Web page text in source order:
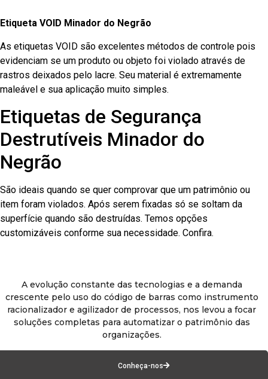
Etiqueta VOID Minador do Negrão
As etiquetas VOID são excelentes métodos de controle pois
evidenciam se um produto ou objeto foi violado através de
rastros deixados pelo lacre. Seu material é extremamente
maleável e sua aplicação muito simples.
Etiquetas de Segurança
Destrutíveis Minador do
Negrão
São ideais quando se quer comprovar que um patrimônio ou
item foram violados. Após serem fixadas só se soltam da
superfície quando são destruídas. Temos opções
customizáveis conforme sua necessidade. Confira.
A evolução constante das tecnologias e a demanda
crescente pelo uso do código de barras como instrumento
racionalizador e agilizador de processos, nos levou a focar
soluções completas para automatizar o patrimônio das
organizações.
Conheça-nos